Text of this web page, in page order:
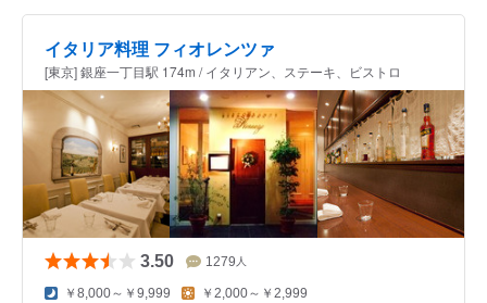
イタリア料理 フィオレンツァ
[東京] 銀座一丁目駅 174m / イタリアン、ステーキ、ビストロ
3.50 1279 人
￥8,000～￥9,999 ￥2,000～￥2,999